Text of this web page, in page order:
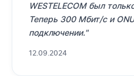
WESTELECOM был
Теперь 300 Мбит/с и
подключении."
12.09.2024